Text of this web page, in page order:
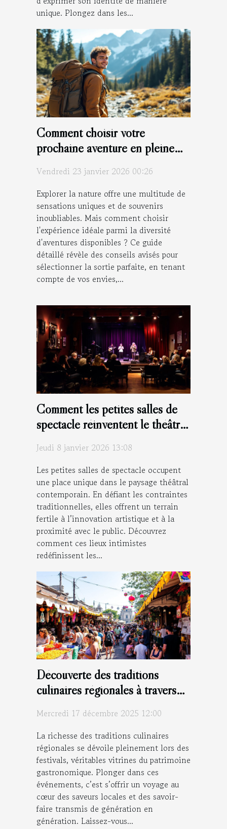
unique. Plongez dans les...
Comment choisir votre
prochaine aventure en pleine
Vendredi 23 janvier 2026 00:26
Explorer la nature offre une multitude de
sensations uniques et de souvenirs
inoubliables. Mais comment choisir
l'expérience idéale parmi la diversité
d'aventures disponibles ? Ce guide
détaillé révèle des conseils avisés pour
sélectionner la sortie parfaite, en tenant
compte de vos envies,...
Comment les petites salles de
spectacle réinventent le théâtre
Jeudi 8 janvier 2026 13:08
Les petites salles de spectacle occupent
une place unique dans le paysage théâtral
contemporain. En défiant les contraintes
traditionnelles, elles offrent un terrain
fertile à l’innovation artistique et à la
proximité avec le public. Découvrez
comment ces lieux intimistes
redéfinissent les...
Découverte des traditions
culinaires régionales à travers
Mercredi 17 décembre 2025 12:00
La richesse des traditions culinaires
régionales se dévoile pleinement lors des
festivals, véritables vitrines du patrimoine
gastronomique. Plonger dans ces
événements, c’est s’offrir un voyage au
cœur des saveurs locales et des savoir-
faire transmis de génération en
génération. Laissez-vous...